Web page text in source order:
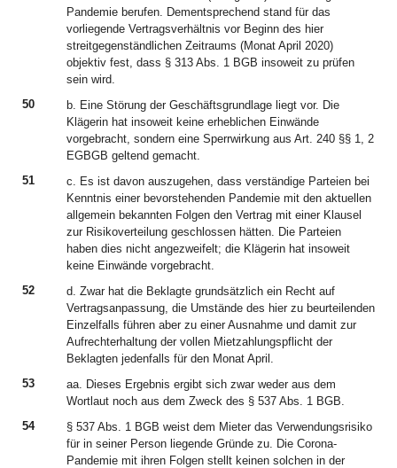
Pandemie berufen. Dementsprechend stand für das
vorliegende Vertragsverhältnis vor Beginn des hier
streitgegenständlichen Zeitraums (Monat April 2020)
objektiv fest, dass § 313 Abs. 1 BGB insoweit zu prüfen
sein wird.
50
b. Eine Störung der Geschäftsgrundlage liegt vor. Die
Klägerin hat insoweit keine erheblichen Einwände
vorgebracht, sondern eine Sperrwirkung aus Art. 240 §§ 1, 2
EGBGB geltend gemacht.
51
c. Es ist davon auszugehen, dass verständige Parteien bei
Kenntnis einer bevorstehenden Pandemie mit den aktuellen
allgemein bekannten Folgen den Vertrag mit einer Klausel
zur Risikoverteilung geschlossen hätten. Die Parteien
haben dies nicht angezweifelt; die Klägerin hat insoweit
keine Einwände vorgebracht.
52
d. Zwar hat die Beklagte grundsätzlich ein Recht auf
Vertragsanpassung, die Umstände des hier zu beurteilenden
Einzelfalls führen aber zu einer Ausnahme und damit zur
Aufrechterhaltung der vollen Mietzahlungspflicht der
Beklagten jedenfalls für den Monat April.
53
aa. Dieses Ergebnis ergibt sich zwar weder aus dem
Wortlaut noch aus dem Zweck des § 537 Abs. 1 BGB.
54
§ 537 Abs. 1 BGB weist dem Mieter das Verwendungsrisiko
für in seiner Person liegende Gründe zu. Die Corona-
Pandemie mit ihren Folgen stellt keinen solchen in der